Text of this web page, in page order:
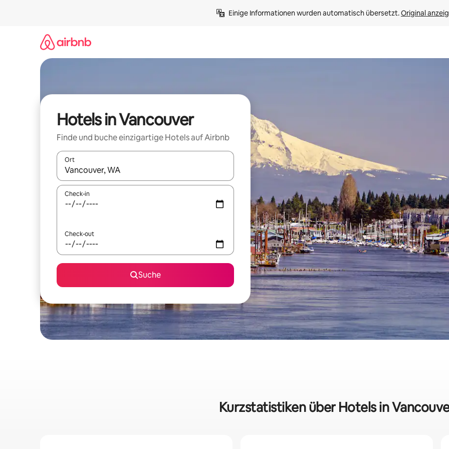
Einige Informationen wurden automatisch übersetzt. Original
Hotels in Vancouver
Finde und buche einzigartige Hotels auf Airbnb
Ort
Wenn Ergebnisse verfügbar sind, navigiere mit den Pfeiltasten nach oben und unten oder erkunde die Ergebnisse
Check-in
Check-out
Suche
Kurzstatistiken über Hotels in